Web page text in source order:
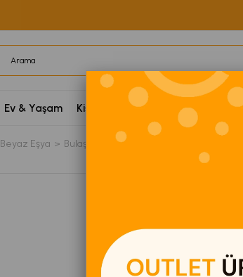
Ev & Yaşam Kişisel Bakım PetShop Ürünleri
Beyaz Eşya Bulaşık Makinesi